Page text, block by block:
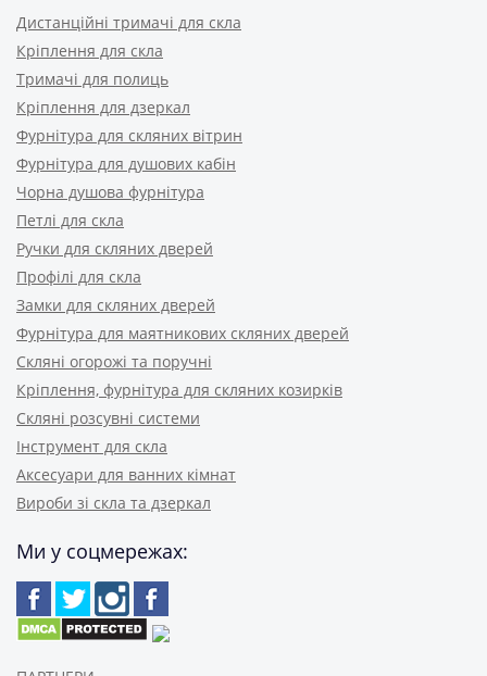
Дистанційні тримачі для скла
Кріплення для скла
Тримачі для полиць
Кріплення для дзеркал
Фурнітура для скляних вітрин
Фурнітура для душових кабін
Чорна душова фурнітура
Петлі для скла
Ручки для скляних дверей
Профілі для скла
Замки для скляних дверей
Фурнітура для маятникових скляних дверей
Скляні огорожі та поручні
Кріплення, фурнітура для скляних козирків
Скляні розсувні системи
Інструмент для скла
Аксесуари для ванних кімнат
Вироби зі скла та дзеркал
Ми у соцмережах: